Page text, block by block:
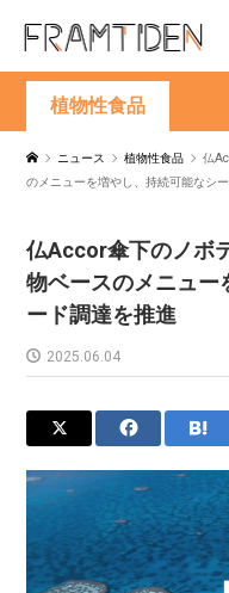
植物性食品
ニュース 植物性食品
仏
のメニューを増やし、持続可能なシ
仏Accor傘下のノボ
物ベースのメニュー
ード調達を推進
2025.06.04